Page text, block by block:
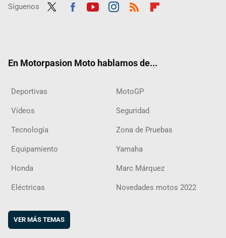
Síguenos
En Motorpasion Moto hablamos de...
Deportivas MotoGP
Vídeos Seguridad
Tecnología Zona de Pruebas
Equipamiento Yamaha
Honda Marc Márquez
Eléctricas Novedades motos 2022
VER MÁS TEMAS